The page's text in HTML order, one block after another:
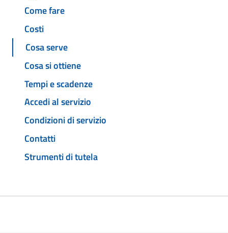
Come fare
Costi
Cosa serve
Cosa si ottiene
Tempi e scadenze
Accedi al servizio
Condizioni di servizio
Contatti
Strumenti di tutela